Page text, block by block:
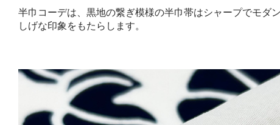
半巾コーデは、黒地の繋ぎ模様の半巾帯はシャープでモダ
しげな印象をもたらします。